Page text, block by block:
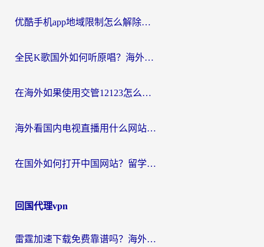
优酷手机app地域限制怎么解除？海外党亲测有效的追剧方案
全民K歌国外如何听原唱？海外党亲测有效的回国加速器选择指南
在海外如果使用交管12123怎么处理？留学生亲测有效的回国加速方案
海外看国内电视直播用什么网站比较好？一篇解决你所有追剧难题的实用指南
在国外如何打开中国网站？留学生与海外华人的无缝访问指南
回国代理vpn
雷霆加速下载免费靠谱吗？海外党选回国加速器的避坑指南（附热门工具对比）